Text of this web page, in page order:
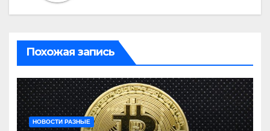
Похожая запись
НОВОСТИ РАЗНЫЕ